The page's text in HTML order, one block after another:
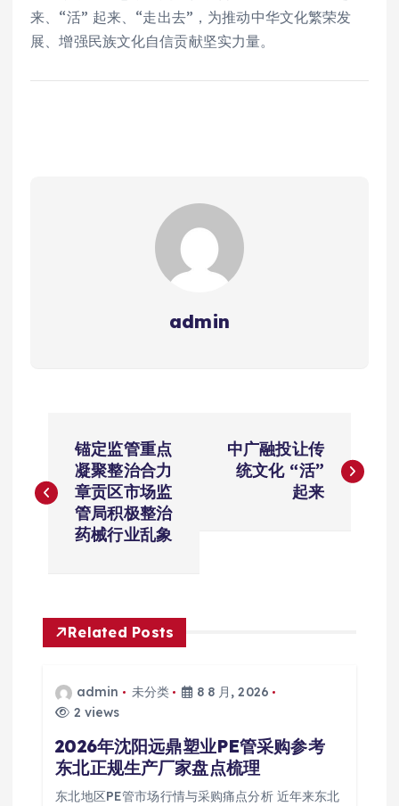
来、“活” 起来、“走出去”，为推动中华文化繁荣发
展、增强民族文化自信贡献坚实力量。
admin
章
锚定监管重点
凝聚整治合力
章贡区市场监
管局积极整治
药械行业乱象
中广融投让传
统文化 “活”
起来
Related Posts
admin 未分类
8 8 月, 2026
2 views
2026年沈阳远鼎塑业PE管采购参考
东北正规生产厂家盘点梳理
东北地区PE管市场行情与采购痛点分析 近年来东北